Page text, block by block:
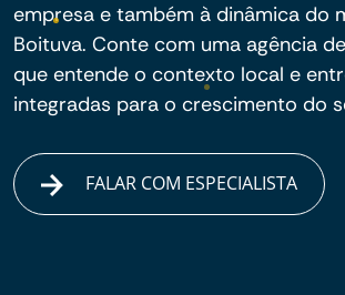
empresa e também à dinâmica do
Boituva. Conte com uma agência
que entende o contexto local e
integradas para o crescimento do
FALAR COM ESPECIALISTA